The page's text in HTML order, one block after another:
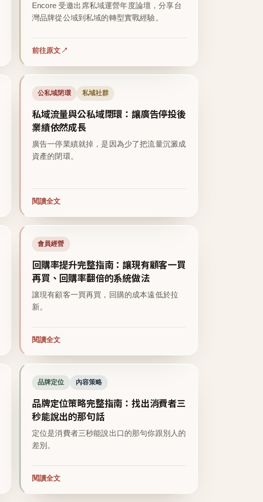
Encore 受邀出席私域運營年度論壇，分享台
灣品牌從公域到私域的轉型實戰經驗。
前往原文
公私域閉環 私域社群
私域流量與公私域閉環：讓廣告停投後
業績依然成長
廣告一停業績就掉，是因為少了把流量沉澱成
資產的閉環。
閱讀全文
會員經營
回購率提升完整指南：讓現有顧客一買
再買、回購率翻倍的系統做法
讓現有顧客一買再買，回購的成本遠低於拉
新。
閱讀全文
品牌定位 內容策略
品牌定位策略完整指南：找出消費者三
秒能說出的那句話
定位是消費者三秒能說出口的那句你跟別人的
差別。
閱讀全文